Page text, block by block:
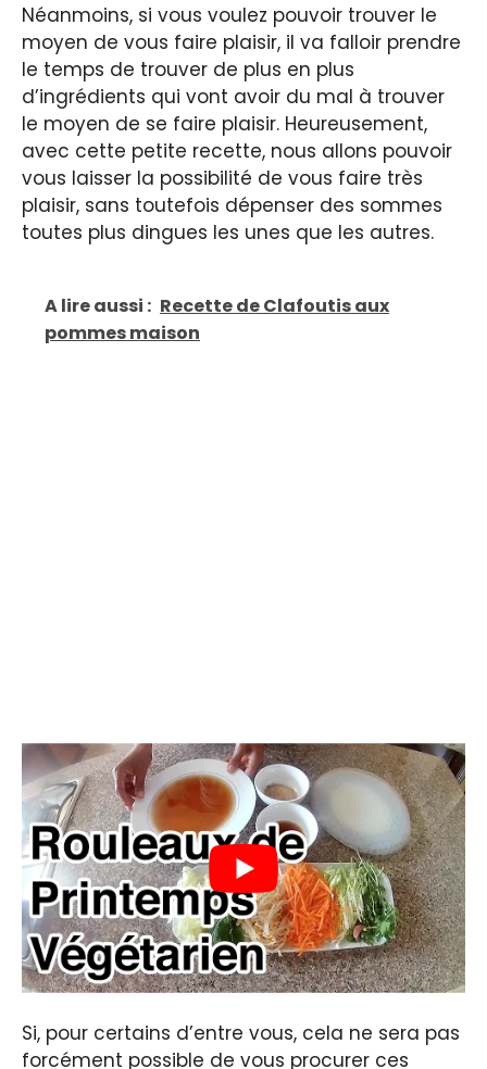
Néanmoins, si vous voulez pouvoir trouver le
moyen de vous faire plaisir, il va falloir prendre
le temps de trouver de plus en plus
d’ingrédients qui vont avoir du mal à trouver
le moyen de se faire plaisir. Heureusement,
avec cette petite recette, nous allons pouvoir
vous laisser la possibilité de vous faire très
plaisir, sans toutefois dépenser des sommes
toutes plus dingues les unes que les autres.
A lire aussi : Recette de Clafoutis aux
pommes maison
Si, pour certains d’entre vous, cela ne sera pas
forcément possible de vous procurer ces